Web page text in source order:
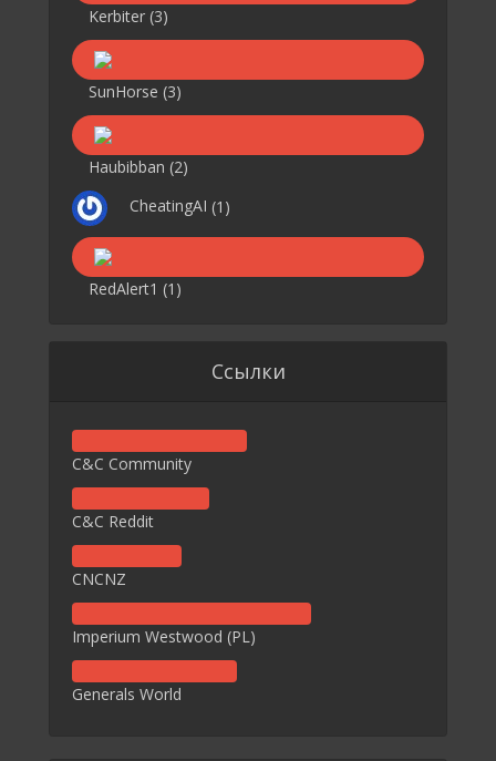
Kerbiter (3)
SunHorse (3)
Haubibban (2)
CheatingAI (1)
RedAlert1 (1)
Ссылки
C&C Community
C&C Reddit
CNCNZ
Imperium Westwood (PL)
Generals World